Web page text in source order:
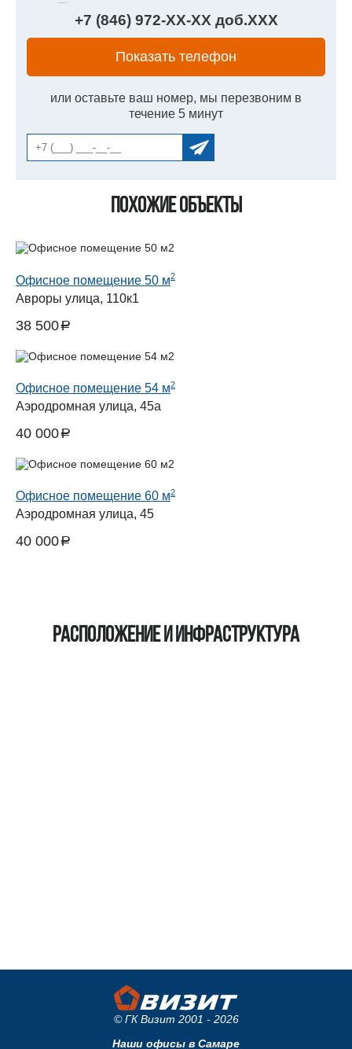
+7 (846) 972-XX-XXдоб.XXX
Показать телефон
или оставьте ваш номер, мы перезвоним в
течение 5 минут
Похожие объекты
Офисное помещение 50 м2
Авроры улица, 110к1
38 500a
Офисное помещение 54 м2
Аэродромная улица, 45а
40 000a
Офисное помещение 60 м2
Аэродромная улица, 45
40 000a
Расположение и инфраструктура
© ГК Визит 2001 - 2026
Наши офисы в Самаре